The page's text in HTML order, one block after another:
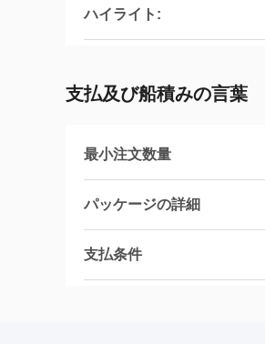
ハイライト:
支払及び船積みの言葉
最小注文数量
パッケージの詳細
支払条件